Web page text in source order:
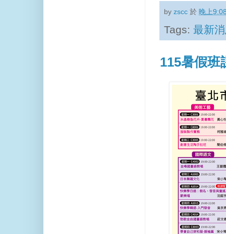
byzscc 於晚上
Tags:最新
115暑假班